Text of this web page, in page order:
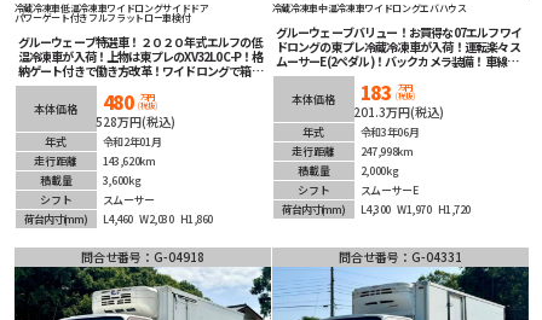
冷蔵冷凍車低温冷凍車ワイドロングサイドドア
パワーゲート付きフルフラットロー車検付
グルーウェーブ特選車！２０２０年式エルフの低
温冷凍車が入荷！上物は東プレのXV32L0C-P！格
納ゲート付きで働き方改革！ワイドロングで箱内
広々！フルフラットローで積み降ろし楽々！嬉し
い車検付き！汎用性の高い左サイドドア付き！ラ
ッシングレールは2段！安全装備充実！バックカ
メラで後退時も安心！オートマチックなのでマニ
ュアルに不慣れな方でも楽々運転！こんな冷凍車
が欲しかった！理想をかなえる1台！
本体価格 480 万円
(税抜)
528万円(税込)
年式
令和2年01月
走行距離
143,620km
積載量
3,600kg
シフト
スムーサー
荷台内寸(mm) L4,460 W2,030 H1,860
冷蔵冷凍車中温冷凍車ワイドロングエバハウス
グルーウェーブバリュー！お買得な07エルフワイ
ドロングの東プレ冷蔵冷凍車が入荷！運転楽々ス
ムーサーE(2ペダル)！バックカメラ装備！車線逸
脱機能等安全装備充実でオススメ！
本体価格 183 万円
(税抜)
201.3万円(税込)
年式
令和3年06月
走行距離
247,998km
積載量
2,000kg
シフト
スムーサーE
荷台内寸(mm) L4,300 W1,970 H1,720
問合せ番号：G-04918 問合せ番号：G-04331